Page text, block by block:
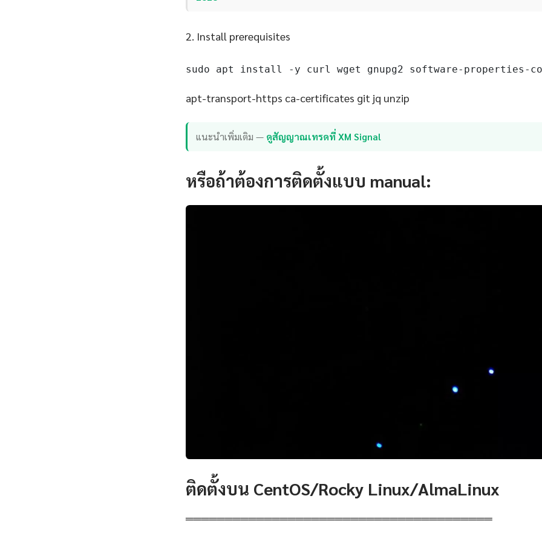
2. Install prerequisites
sudo apt install -y curl wget gnupg2 software-properties-
apt-transport-https ca-certificates git jq unzip
แนะนำเพิ่มเติม — ดูสัญญาณเทรดที่ XM Signal
หรือถ้าต้องการติดตั้งแบบ manual:
ติดตั้งบน CentOS/Rocky Linux/AlmaLinux
═══════════════════════════════════════